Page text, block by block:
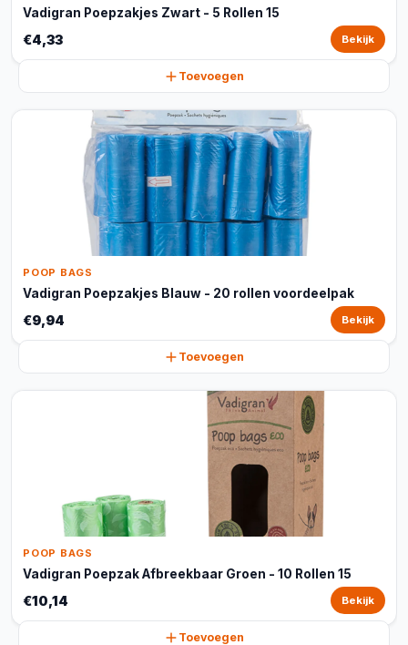
Vadigran Poepzakjes Zwart - 5 Rollen 15
€4,33 Bekijk
Toevoegen
POOP BAGS
Vadigran Poepzakjes Blauw - 20 rollen voordeelpak
€9,94 Bekijk
Toevoegen
POOP BAGS
Vadigran Poepzak Afbreekbaar Groen - 10 Rollen 15
€10,14 Bekijk
Toevoegen